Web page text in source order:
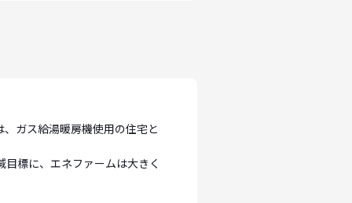
ガス給湯暖房機使用の住宅と
標に、エネファームは大きく